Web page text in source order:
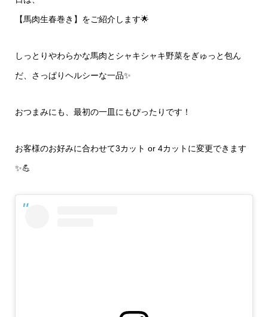
【馬肉生春巻き】をご紹介します🌟
しっとりやわらかな馬肉とシャキシャキ野菜をぎゅっと包ん
だ、さっぱりヘルシーな一品✨
おつまみにも、最初の一皿にもぴったりです！
お客様のお好みに合わせて3カット or 4カットに変更できます
✨💪